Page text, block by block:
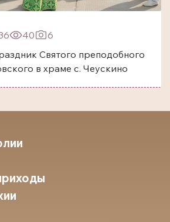
40
6
Святого преподобного
в храме с. Чеускино